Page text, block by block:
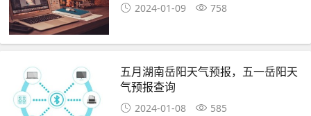
2024-01-09 758
五月湖南岳阳天气预报，五一岳阳天
气预报查询
2024-01-08 585